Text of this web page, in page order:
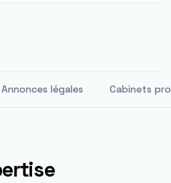
Annonces légales Cabinets